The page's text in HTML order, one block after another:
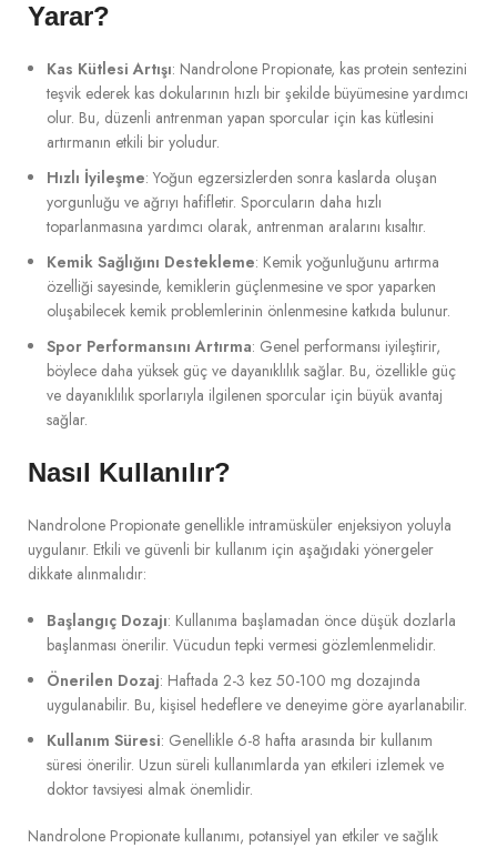
Yarar?
Kas Kütlesi Artışı: Nandrolone Propionate, kas protein sentezini
teşvik ederek kas dokularının hızlı bir şekilde büyümesine yardımcı
olur. Bu, düzenli antrenman yapan sporcular için kas kütlesini
artırmanın etkili bir yoludur.
Hızlı İyileşme: Yoğun egzersizlerden sonra kaslarda oluşan
yorgunluğu ve ağrıyı hafifletir. Sporcuların daha hızlı
toparlanmasına yardımcı olarak, antrenman aralarını kısaltır.
Kemik Sağlığını Destekleme: Kemik yoğunluğunu artırma
özelliği sayesinde, kemiklerin güçlenmesine ve spor yaparken
oluşabilecek kemik problemlerinin önlenmesine katkıda bulunur.
Spor Performansını Artırma: Genel performansı iyileştirir,
böylece daha yüksek güç ve dayanıklılık sağlar. Bu, özellikle güç
ve dayanıklılık sporlarıyla ilgilenen sporcular için büyük avantaj
sağlar.
Nasıl Kullanılır?
Nandrolone Propionate genellikle intramüsküler enjeksiyon yoluyla
uygulanır. Etkili ve güvenli bir kullanım için aşağıdaki yönergeler
dikkate alınmalıdır:
Başlangıç Dozajı: Kullanıma başlamadan önce düşük dozlarla
başlanması önerilir. Vücudun tepki vermesi gözlemlenmelidir.
Önerilen Dozaj: Haftada 2-3 kez 50-100 mg dozajında
uygulanabilir. Bu, kişisel hedeflere ve deneyime göre ayarlanabilir.
Kullanım Süresi: Genellikle 6-8 hafta arasında bir kullanım
süresi önerilir. Uzun süreli kullanımlarda yan etkileri izlemek ve
doktor tavsiyesi almak önemlidir.
Nandrolone Propionate kullanımı, potansiyel yan etkiler ve sağlık